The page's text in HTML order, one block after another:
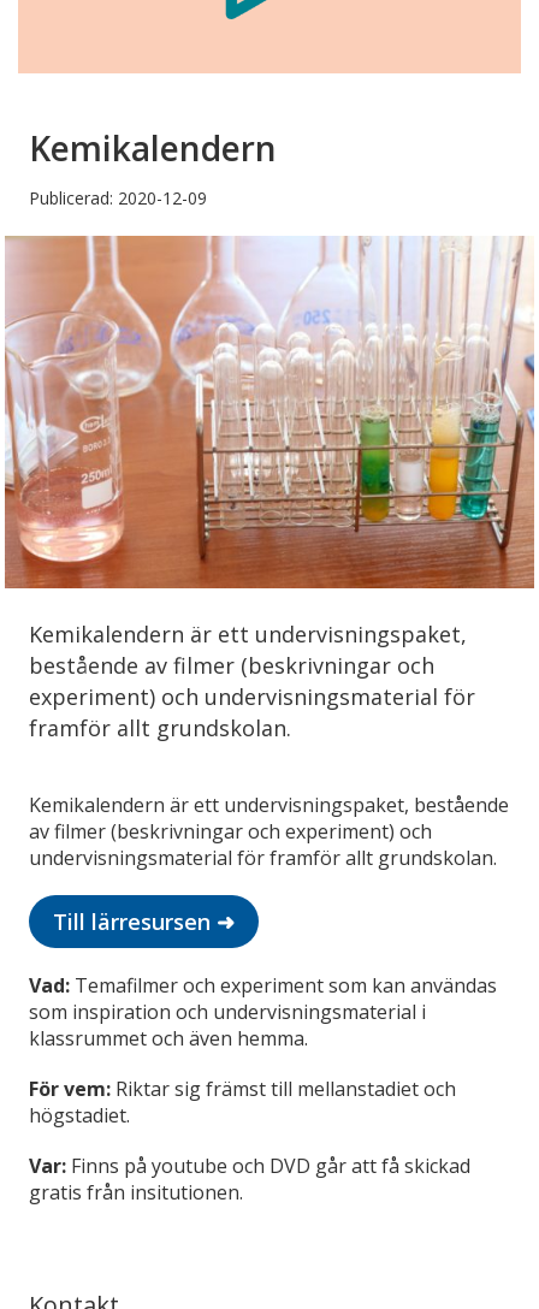
Kemikalendern
Publicerad: 2020-12-09
Kemikalendern är ett undervisningspaket,
bestående av filmer (beskrivningar och
experiment) och undervisningsmaterial för
framför allt grundskolan.
Kemikalendern är ett undervisningspaket, bestående
av filmer (beskrivningar och experiment) och
undervisningsmaterial för framför allt grundskolan.
Till lärresursen ➜
Vad: Temafilmer och experiment som kan användas
som inspiration och undervisningsmaterial i
klassrummet och även hemma.
För vem: Riktar sig främst till mellanstadiet och
högstadiet.
Var: Finns på youtube och DVD går att få skickad
gratis från insitutionen. ​